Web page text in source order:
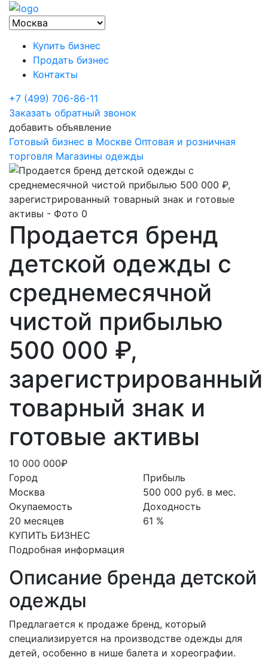
Купить бизнес
Продать бизнес
Контакты
+7 (499) 706-86-11
Заказать обратный звонок
добавить объявление
Готовый бизнес в Москве Оптовая и розничная
торговля Магазины одежды
Продается бренд
детской одежды с
среднемесячной
чистой прибылью
500 000 ₽,
зарегистрированный
товарный знак и
готовые активы
10 000 000₽
Город
Москва
Окупаемость
20 месяцев
КУПИТЬ БИЗНЕС
Прибыль
500 000 руб. в мес.
Доходность
61 %
Подробная информация
Описание бренда детской
одежды
Предлагается к продаже бренд, который
специализируется на производстве одежды для
детей, особенно в нише балета и хореографии.